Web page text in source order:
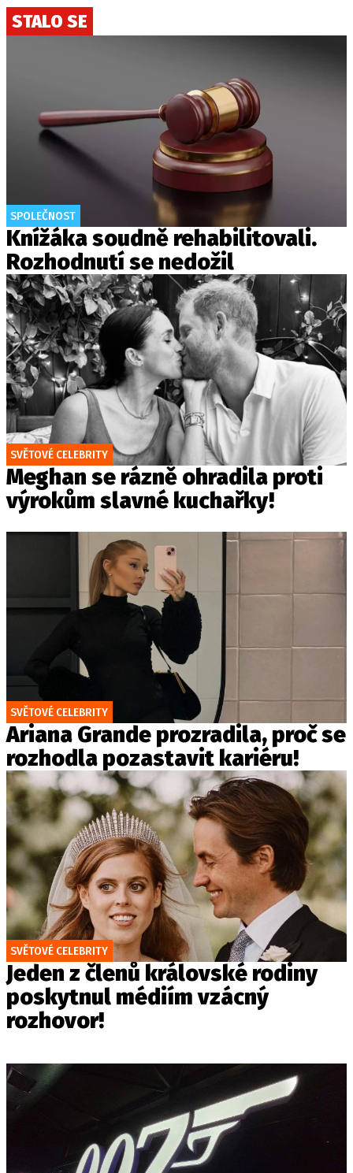
STALO SE
SPOLEČNOST
Knížáka soudně rehabilitovali.
Rozhodnutí se nedožil
SVĚTOVÉ CELEBRITY
Meghan se rázně ohradila proti
výrokům slavné kuchařky!
SVĚTOVÉ CELEBRITY
Ariana Grande prozradila, proč se
rozhodla pozastavit kariéru!
SVĚTOVÉ CELEBRITY
Jeden z členů královské rodiny
poskytnul médiím vzácný
rozhovor!